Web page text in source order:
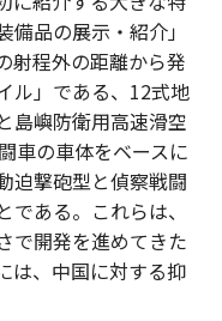
品の展示・紹介」
射程外の距離から発
ル」である、12式地
島嶼防衛用高速滑空
車の車体をベースに
迫撃砲型と偵察戦闘
ある。これらは、
で開発を進めてきた
は、中国に対する抑